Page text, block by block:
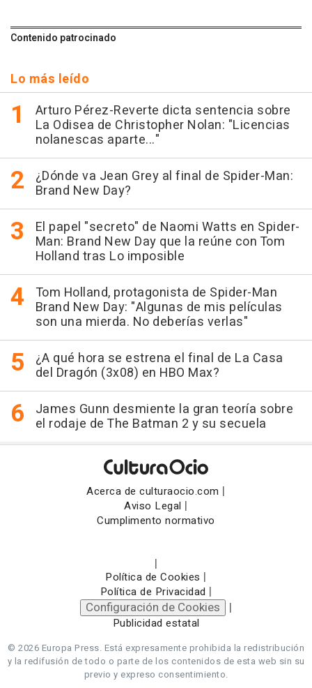
Contenido patrocinado
Lo más leído
Arturo Pérez-Reverte dicta sentencia sobre
La Odisea de Christopher Nolan: "Licencias
nolanescas aparte..."
¿Dónde va Jean Grey al final de Spider-Man:
Brand New Day?
El papel "secreto" de Naomi Watts en Spider-
Man: Brand New Day que la reúne con Tom
Holland tras Lo imposible
Tom Holland, protagonista de Spider-Man
Brand New Day: "Algunas de mis películas
son una mierda. No deberías verlas"
¿A qué hora se estrena el final de La Casa
del Dragón (3x08) en HBO Max?
James Gunn desmiente la gran teoría sobre
el rodaje de The Batman 2 y su secuela
Acerca de culturaocio.com |
Aviso Legal |
Cumplimento normativo
|
Política de Cookies |
Política de Privacidad |
Configuración de Cookies |
Publicidad estatal
© 2026 Europa Press. Está expresamente prohibida la redistribución
y la redifusión de todo o parte de los contenidos de esta web sin su
previo y expreso consentimiento.